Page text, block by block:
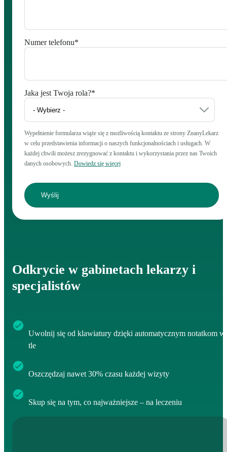
Numer telefonu*
Jaka jest Twoja rola?*
Wypełnienie formularza wiąże się z możliwością kontaktu ze strony ZnanyLekarz
w celu przedstawienia informacji o naszych funkcjonalnościach i usługach. W
każdej chwili możesz zrezygnować z kontaktu i wykorzystania przez nas Twoich
danych osobowych. Dowiedz się więcej
Odkrycie w gabinetach lekarzy i
specjalistów
Uwolnij się od klawiatury dzięki automatycznym notatkom w
tle
Oszczędzaj nawet 30% czasu każdej wizyty
Skup się na tym, co najważniejsze – na leczeniu